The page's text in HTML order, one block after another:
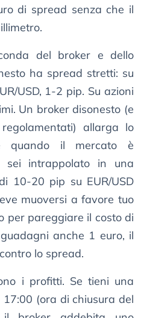
di spread senza che il
del broker e dello
ha spread stretti: su
USD, 1-2 pip. Su azioni
Un broker disonesto (e
allarga lo
quando il mercato è
sei intrappolato in una
10-20 pip su EUR/USD
muoversi a favore tuo
per pareggiare il costo di
anche 1 euro, il
lo spread.
i profitti. Se tieni una
(ora di chiusura del